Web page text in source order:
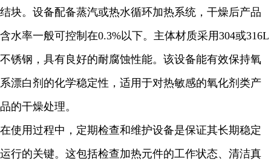
结块。设备配备蒸汽或热水循环加热系统，干燥后产品
含水率一般可控制在0.3%以下。主体材质采用304或316L
不锈钢，具有良好的耐腐蚀性能。该设备能有效保持氧
系漂白剂的化学稳定性，适用于对热敏感的氧化剂类产
品的干燥处理。
在使用过程中，定期检查和维护设备是保证其长期稳定
运行的关键。这包括检查加热元件的工作状态、清洁真